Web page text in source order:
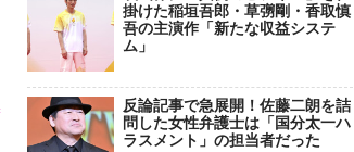
掛けた稲垣吾郎・草彅剛・香取慎
吾の主演作「新たな収益システ
ム」
反論記事で急展開！佐藤二朗を詰
問した女性弁護士は「国分太一ハ
ラスメント」の担当者だった